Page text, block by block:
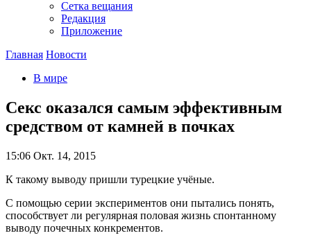
Сетка вещания
Редакция
Приложение
Главная Новости
В мире
Секс оказался самым эффективным
средством от камней в почках
15:06 Окт. 14, 2015
К такому выводу пришли турецкие учёные.
С помощью серии экспериментов они пытались понять,
способствует ли регулярная половая жизнь спонтанному
выводу почечных конкрементов.